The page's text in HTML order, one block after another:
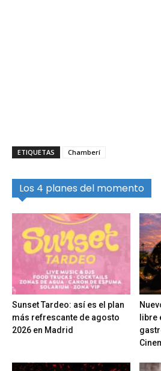
ETIQUETAS Chamberí
Los 4 planes del momento
Sunset Tardeo: así es el plan
más refrescante de agosto
2026 en Madrid
libre